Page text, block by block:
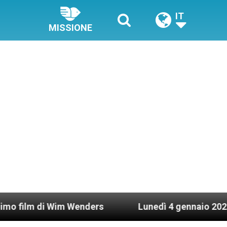
MISSIONE
IT
Wenders Lunedì 4 gennaio 2021: